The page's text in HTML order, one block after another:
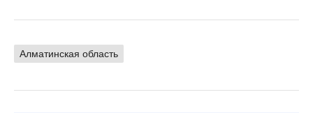
Алматинская область